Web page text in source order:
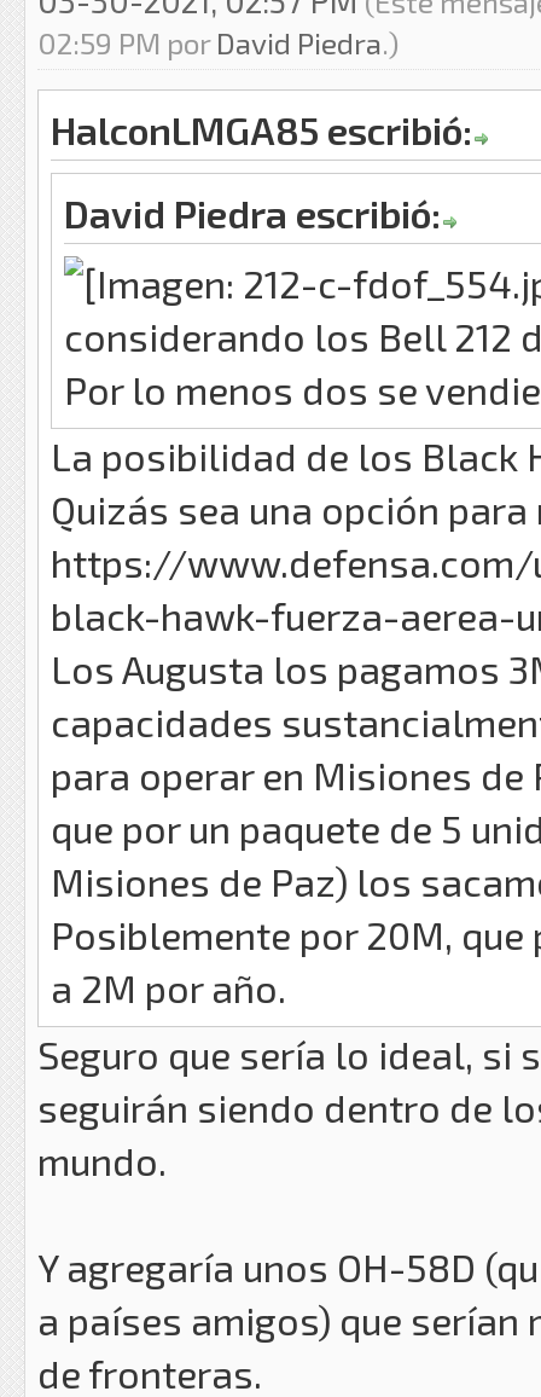
02:59 PM por David Piedra.)
HalconLMGA85 escribió:
David Piedra escribió:
considerando los Bell 212
Por lo menos dos se
La posibilidad de los Black
Quizás sea una opción
https://
black-hawk-fuerza-aerea-
Los Augusta los pagamos
capacidades
para operar en Misiones de
que por un paquete de 5
Misiones de Paz) los
Posiblemente por 20M,
a 2M por año.
Seguro que sería lo ideal, si
seguirán siendo dentro de
mundo.
Y agregaría unos OH-58D
a países amigos) que
de fronteras.